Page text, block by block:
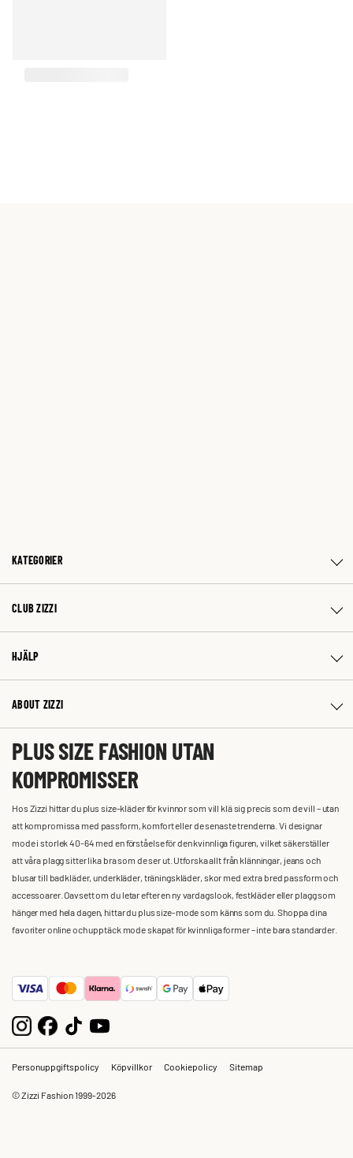
KATEGORIER
CLUB ZIZZI
HJÄLP
ABOUT ZIZZI
PLUS SIZE FASHION UTAN
KOMPROMISSER
Hos Zizzi hittar du plus size-kläder för kvinnor som vill klä sig precis som de vill – utan
att kompromissa med passform, komfort eller de senaste trenderna. Vi designar
mode i storlek 40-64 med en förståelse för den kvinnliga figuren, vilket säkerställer
att våra plagg sitter lika bra som de ser ut. Utforska allt från klänningar, jeans och
blusar till badkläder, underkläder, träningskläder, skor med extra bred passform och
accessoarer. Oavsett om du letar efter en ny vardagslook, festkläder eller plagg som
hänger med hela dagen, hittar du plus size-mode som känns som du. Shoppa dina
favoriter online och upptäck mode skapat för kvinnliga former – inte bara standarder.
Personuppgiftspolicy Köpvillkor Cookiepolicy Sitemap
© Zizzi Fashion 1999-2026